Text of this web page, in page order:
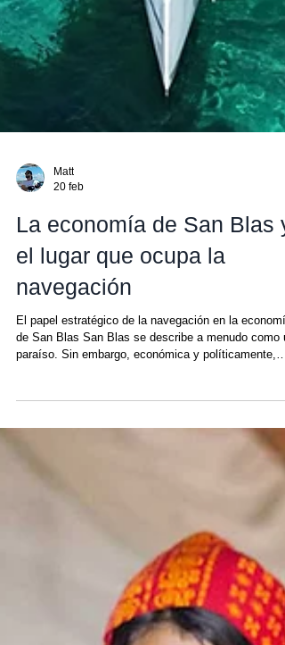
Matt
20 feb
La economía de San Blas y
el lugar que ocupa la
navegación
paraíso. Sin embargo, económica y políticamente,
destinos caribeños. Estas islas forman parte de
Yala, un territorio indígena autónomo donde el
la pesca, el uso de la tierra y la actividad comercial